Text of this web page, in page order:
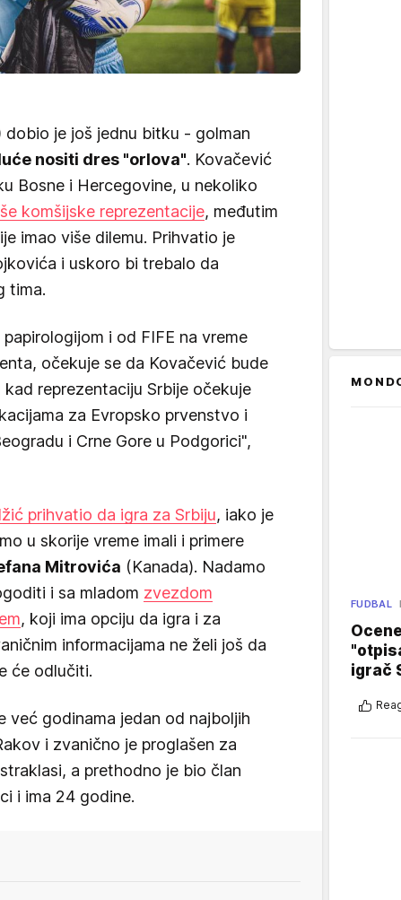
dobio je još jednu bitku - golman
nositi dres "orlova". Kovačević
Bosne i Hercegovine, u nekoliko
komšijske reprezentacije, međutim
imao više dilemu. Prihvatio je
i uskoro bi trebalo da
tima.
i od FIFE na vreme
očekuje se da Kovačević bude
reprezentaciju Srbije očekuje
za Evropsko prvenstvo i
i Crne Gore u Podgorici",
prihvatio da igra za Srbiju, iako je
u skorije vreme imali i primere
Mitrovića (Kanada). Nadamo
i sa mladom zvezdom
, koji ima opciju da igra i za
informacijama ne želi još da
će odlučiti.
već godinama jedan od najboljih
i zvanično je proglašen za
a prethodno je bio član
i ima 24 godine.
FUDBAL
igrač